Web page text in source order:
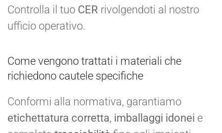
Controlla il tuo CER rivolgendoti al nostro
ufficio operativo.
Come vengono trattati i materiali che
richiedono cautele specifiche
Conformi alla normativa, garantiamo
etichettatura corretta, imballaggi idonei e